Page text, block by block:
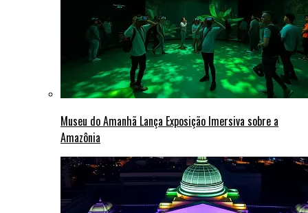
Museu do Amanhã Lança Exposição Imersiva sobre a
Amazônia